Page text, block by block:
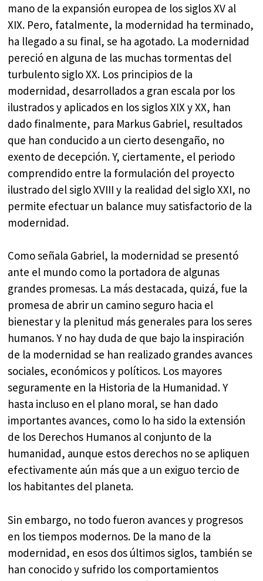
mano de la expansión europea de los siglos XV al
XIX. Pero, fatalmente, la modernidad ha terminado,
ha llegado a su final, se ha agotado. La modernidad
pereció en alguna de las muchas tormentas del
turbulento siglo XX. Los principios de la
modernidad, desarrollados a gran escala por los
ilustrados y aplicados en los siglos XIX y XX, han
dado finalmente, para Markus Gabriel, resultados
que han conducido a un cierto desengaño, no
exento de decepción. Y, ciertamente, el periodo
comprendido entre la formulación del proyecto
ilustrado del siglo XVIII y la realidad del siglo XXI, no
permite efectuar un balance muy satisfactorio de la
modernidad.
Como señala Gabriel, la modernidad se presentó
ante el mundo como la portadora de algunas
grandes promesas. La más destacada, quizá, fue la
promesa de abrir un camino seguro hacia el
bienestar y la plenitud más generales para los seres
humanos. Y no hay duda de que bajo la inspiración
de la modernidad se han realizado grandes avances
sociales, económicos y políticos. Los mayores
seguramente en la Historia de la Humanidad. Y
hasta incluso en el plano moral, se han dado
importantes avances, como lo ha sido la extensión
de los Derechos Humanos al conjunto de la
humanidad, aunque estos derechos no se apliquen
efectivamente aún más que a un exiguo tercio de
los habitantes del planeta.
Sin embargo, no todo fueron avances y progresos
en los tiempos modernos. De la mano de la
modernidad, en esos dos últimos siglos, también se
han conocido y sufrido los comportamientos